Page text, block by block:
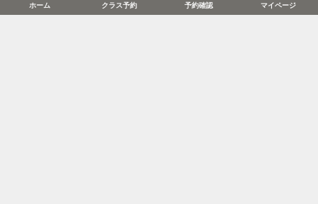
ホーム クラス予約 予約確認 マイページ